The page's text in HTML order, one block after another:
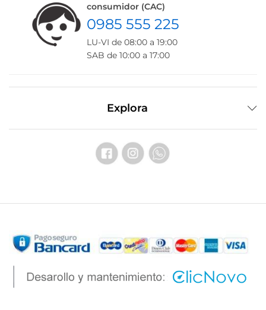
consumidor (CAC)
0985 555 225
LU-VI de 08:00 a 19:00
SAB de 10:00 a 17:00
Explora